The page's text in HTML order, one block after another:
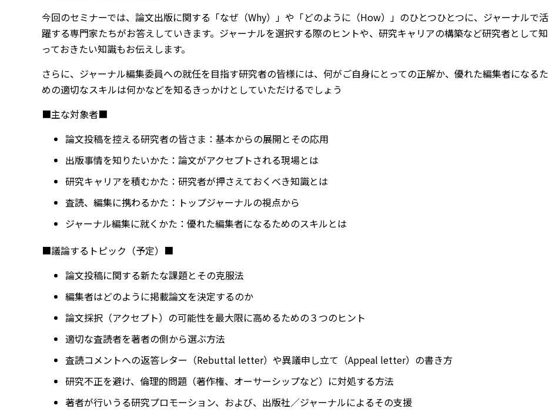
今回のセミナーでは、論文出版に関する「なぜ（Why）」や「どのように（How）」のひとつひとつに、ジャーナルで活
躍する専門家たちがお答えしていきます。ジャーナルを選択する際のヒントや、研究キャリアの構築など研究者として知
っておきたい知識もお伝えします。
さらに、ジャーナル編集委員への就任を目指す研究者の皆様には、何がご自身にとっての正解か、優れた編集者になるた
めの適切なスキルは何かなどを知るきっかけとしていただけるでしょう
■主な対象者■
論文投稿を控える研究者の皆さま：基本からの展開とその応用
出版事情を知りたいかた：論文がアクセプトされる現場とは
研究キャリアを積むかた：研究者が押さえておくべき知識とは
査読、編集に携わるかた：トップジャーナルの視点から
ジャーナル編集に就くかた：優れた編集者になるためのスキルとは
■議論するトピック（予定）■
論文投稿に関する新たな課題とその克服法
編集者はどのように掲載論文を決定するのか
論文採択（アクセプト）の可能性を最大限に高めるための３つのヒント
適切な査読者を著者の側から選ぶ方法
査読コメントへの返答レター（Rebuttal letter）や異議申し立て（Appeal letter）の書き方
研究不正を避け、倫理的問題（著作権、オーサーシップなど）に対処する方法
著者が行いうる研究プロモーション、および、出版社／ジャーナルによるその支援